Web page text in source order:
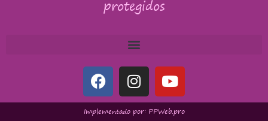
protegidos
Implementado por: PPWeb.pro